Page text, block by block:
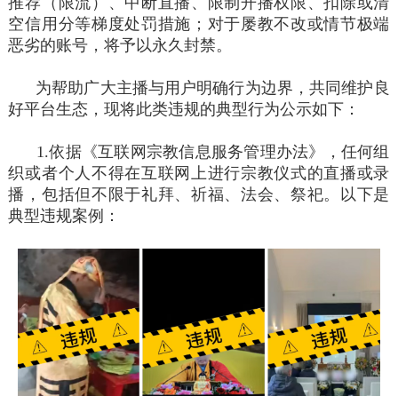
空信用分等梯度处罚措施；对于屡教不改或情节极端
恶劣的账号，将予以永久封禁。
为帮助广大主播与用户明确行为边界，共同维护良
好平台生态，现将此类违规的典型行为公示如下：
1.依据《互联网宗教信息服务管理办法》，任何组
织或者个人不得在互联网上进行宗教仪式的直播或录
播，包括但不限于礼拜、祈福、法会、祭祀。以下是
典型违规案例：